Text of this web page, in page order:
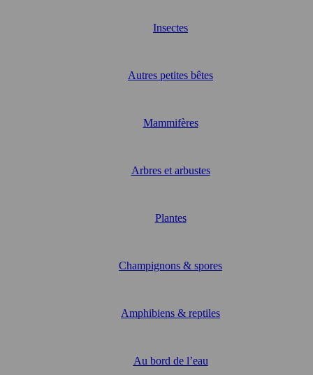
Insectes
Autres petites bêtes
Mammifères
Arbres et arbustes
Plantes
Champignons & spores
Amphibiens & reptiles
Au bord de l’eau